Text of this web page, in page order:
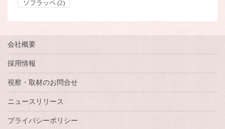
ソフラッペ(2)
会社概要
採用情報
視察・取材のお問合せ
ニュースリリース
プライバシーポリシー